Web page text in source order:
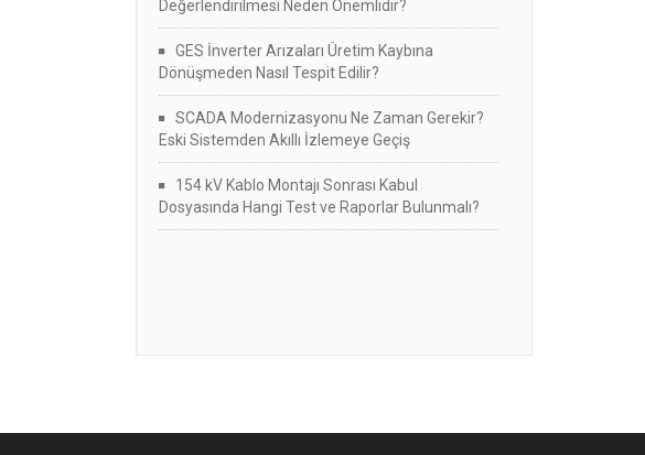
Değerlendirilmesi Neden Önemlidir?
GES İnverter Arızaları Üretim Kaybına
Dönüşmeden Nasıl Tespit Edilir?
SCADA Modernizasyonu Ne Zaman Gerekir?
Eski Sistemden Akıllı İzlemeye Geçiş
154 kV Kablo Montajı Sonrası Kabul
Dosyasında Hangi Test ve Raporlar Bulunmalı?